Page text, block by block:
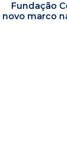
Fundação
novo marco